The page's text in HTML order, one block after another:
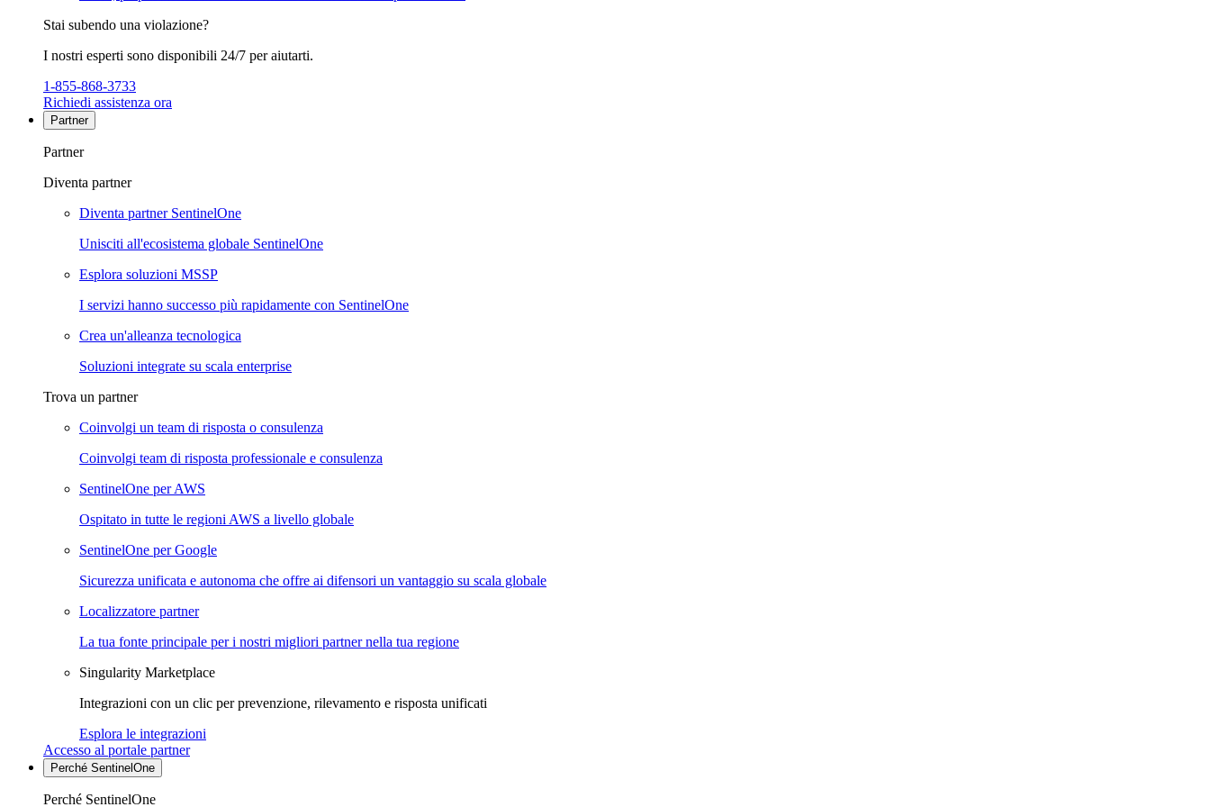
Stai subendo una violazione?
I nostri esperti sono disponibili 24/7 per aiutarti.
1-855-868-3733
Richiedi assistenza ora
Partner
Partner
Diventa partner
Diventa partner SentinelOne
Unisciti all'ecosistema globale SentinelOne
Esplora soluzioni MSSP
I servizi hanno successo più rapidamente con SentinelOne
Crea un'alleanza tecnologica
Soluzioni integrate su scala enterprise
Trova un partner
Coinvolgi un team di risposta o consulenza
Coinvolgi team di risposta professionale e consulenza
SentinelOne per AWS
Ospitato in tutte le regioni AWS a livello globale
SentinelOne per Google
Sicurezza unificata e autonoma che offre ai difensori un vantaggio su scala globale
Localizzatore partner
La tua fonte principale per i nostri migliori partner nella tua regione
Singularity Marketplace
Integrazioni con un clic per prevenzione, rilevamento e risposta unificati
Esplora le integrazioni
Accesso al portale partner
Perché SentinelOne
Perché SentinelOne